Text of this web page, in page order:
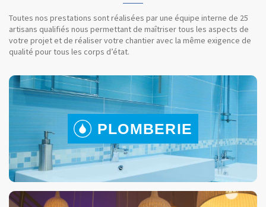
Toutes nos prestations sont réalisées par une équipe interne de 25
artisans qualifiés nous permettant de maîtriser tous les aspects de
votre projet et de réaliser votre chantier avec la même exigence de
qualité pour tous les corps d’état.
PLOMBERIE